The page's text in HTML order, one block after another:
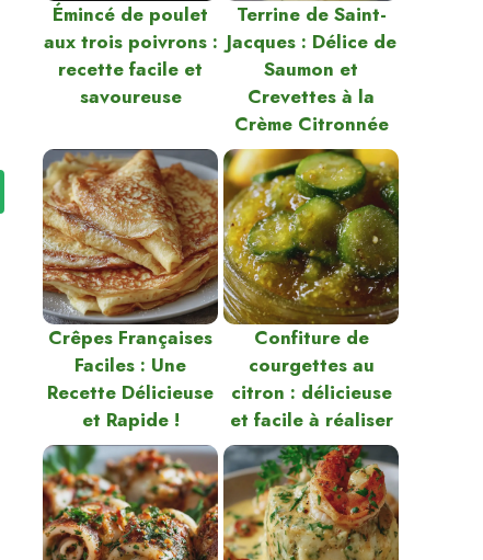
Émincé de poulet
aux trois poivrons :
recette facile et
savoureuse
Terrine de Saint-
Jacques : Délice de
Saumon et
Crevettes à la
Crème Citronnée
Crêpes Françaises
Faciles : Une
Recette Délicieuse
et Rapide !
Confiture de
courgettes au
citron : délicieuse
et facile à réaliser